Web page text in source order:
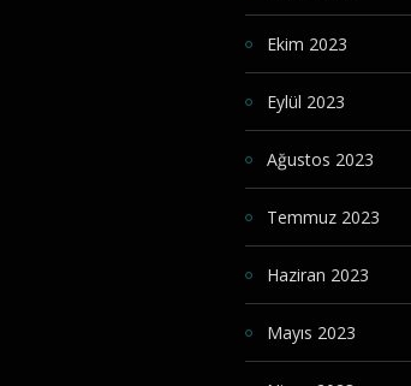
Ekim 2023
Eylül 2023
Ağustos 2023
Temmuz 2023
Haziran 2023
Mayıs 2023